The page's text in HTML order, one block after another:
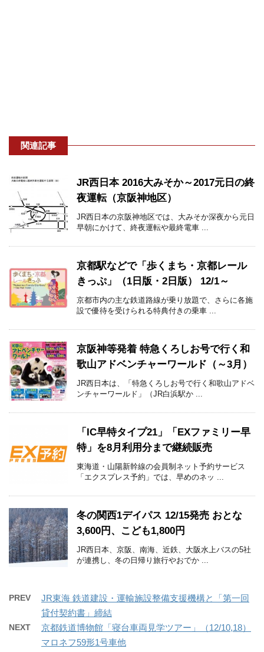
関連記事
JR西日本 2016大みそか～2017元日の終
夜運転（京阪神地区）
JR西日本の京阪神地区では、大みそか深夜から元日
早朝にかけて、終夜運転や最終電車 ...
京都駅などで「歩くまち・京都レール
きっぷ」（1日版・2日版） 12/1～
京都市内の主な鉄道路線が乗り放題で、さらに各施
設で優待を受けられる特典付きの乗車 ...
京阪神等発着 特急くろしお号で行く和
歌山アドベンチャーワールド（～3月）
JR西日本は、「特急くろしお号で行く和歌山アドベ
ンチャーワールド」（JR白浜駅か ...
「IC早特タイプ21」「EXファミリー早
特」を8月利用分まで継続販売
東海道・山陽新幹線の会員制ネット予約サービス
「エクスプレス予約」では、早めのネッ ...
冬の関西1デイパス 12/15発売 おとな
3,600円、こども1,800円
JR西日本、京阪、南海、近鉄、大阪水上バスの5社
が連携し、冬の日帰り旅行やおでか ...
PREV
JR東海 鉄道建設・運輸施設整備支援機構と「第一回
貸付契約書」締結
NEXT
京都鉄道博物館「寝台車両見学ツアー」（12/10,18）
マロネフ59形1号車他